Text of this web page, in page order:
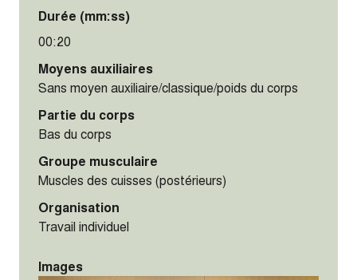
Durée (mm:ss)
00:20
Moyens auxiliaires
Sans moyen auxiliaire/classique/poids du corps
Partie du corps
Bas du corps
Groupe musculaire
Muscles des cuisses (postérieurs)
Organisation
Travail individuel
Images